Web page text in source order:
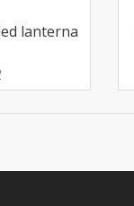
lanterna